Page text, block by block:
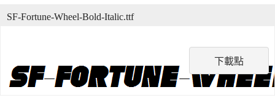
下載點
SF-Fortune-Wheel-Bold-Italic.ttf